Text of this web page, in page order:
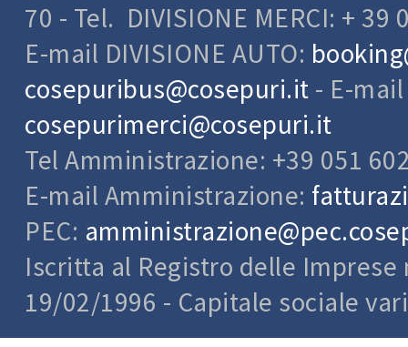
70 - Tel. DIVISIONE MERCI: + 39
E-mail DIVISIONE AUTO:
cosepuribus@cosepuri.it - E-mail
cosepurimerci@cosepuri.it
Tel Amministrazione: +39 051
E-mail Amministrazione:
PEC:
Iscritta al Registro delle Imprese
19/02/1996 - Capitale sociale